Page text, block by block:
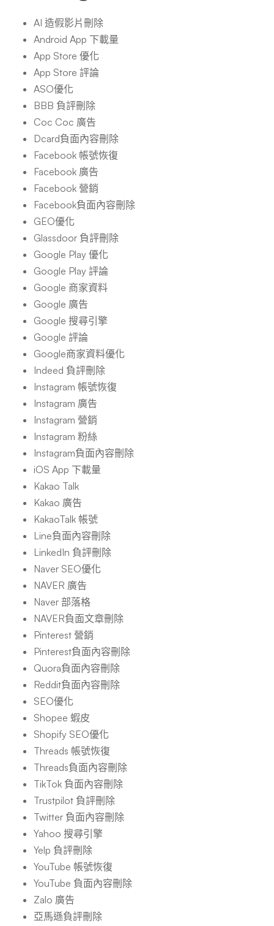
AI 造假影片刪除
Android App 下載量
App Store 優化
App Store 評論
ASO優化
BBB 負評刪除
Coc Coc 廣告
Dcard負面內容刪除
Facebook 帳號恢復
Facebook 廣告
Facebook 營銷
Facebook負面內容刪除
GEO優化
Glassdoor 負評刪除
Google Play 優化
Google Play 評論
Google 商家資料
Google 廣告
Google 搜尋引擎
Google 評論
Google商家資料優化
Indeed 負評刪除
Instagram 帳號恢復
Instagram 廣告
Instagram 營銷
Instagram 粉絲
Instagram負面內容刪除
iOS App 下載量
Kakao Talk
Kakao 廣告
KakaoTalk 帳號
Line負面內容刪除
LinkedIn 負評刪除
Naver SEO優化
NAVER 廣告
Naver 部落格
NAVER負面文章刪除
Pinterest 營銷
Pinterest負面內容刪除
Quora負面內容刪除
Reddit負面內容刪除
SEO優化
Shopee 蝦皮
Shopify SEO優化
Threads 帳號恢復
Threads負面內容刪除
TikTok 負面內容刪除
Trustpilot 負評刪除
Twitter 負面內容刪除
Yahoo 搜尋引擎
Yelp 負評刪除
YouTube 帳號恢復
YouTube 負面內容刪除
Zalo 廣告
亞馬遜負評刪除